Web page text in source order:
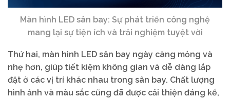
Màn hình LED sân bay: Sự phát triển công nghệ
mang lại sự tiện ích và trải nghiệm tuyệt vời
Thứ hai, màn hình LED sân bay ngày càng mỏng và
nhẹ hơn, giúp tiết kiệm không gian và dễ dàng lắp
đặt ở các vị trí khác nhau trong sân bay. Chất lượng
hình ảnh và màu sắc cũng đã được cải thiện đáng kể,